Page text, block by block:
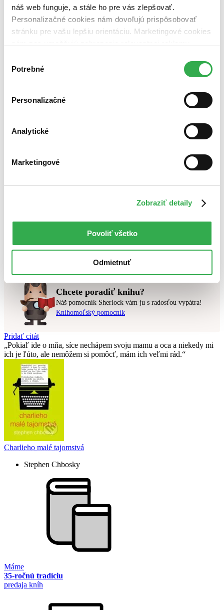
náš web funguje, a stále ho pre vás zlepšovať.
Personalizačné cookies nám dovoľujú prispôsobovať
stránku pre vašu lepšiu orientáciu. Marketingové cookies
nám pomohlo, keby sme mohli používať všetky tieto
súhlasu
Potrebné
Personalizačné
Analytické
Marketingové
Zobraziť detaily
Povoliť všetko
Odmietnuť
nová (0 titulov)nová
čítaná (0 titulov) čítaná
čítaná - výborný stav
čítaná - mierne opotrebovaná (0 titulov)čítaná - mierne
opotrebovaná
Zoradiť
Top hodnotené
Novinky
Najlacnejšie
Použité filtre
Nebol nájdenýžiadny titulvyhovujúci zadaným podmienkam.
Skúste prosím zmeniť vyhľadávaný výraz.
Chcete poradiť knihu?
Náš pomocník Sherlock vám ju s radosťou vypátra!
Knihomoľský pomocník
Pridať citát
Pokiaľ ide o mňa, síce nechápem svoju mamu a oca a niekedy mi
ich je ľúto, ale nemôžem si pomôcť, mám ich veľmi rád.
Charlieho malé tajomstvá
Stephen Chbosky
Máme
35-ročnú tradíciu
predaja kníh